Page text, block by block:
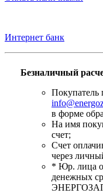
Интернет банк
Безналичный
Покупатель
в форме
На имя
счет;
Счет
через
* Юр. лица
денежных